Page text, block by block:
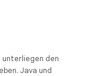
unterliegen den
Java und